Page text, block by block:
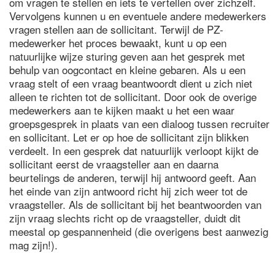
Vervolgens kunnen u en eventuele andere medewerkers
vragen stellen aan de sollicitant. Terwijl de PZ-
medewerker het proces bewaakt, kunt u op een
natuurlijke wijze sturing geven aan het gesprek met
behulp van oogcontact en kleine gebaren. Als u een
vraag stelt of een vraag beantwoordt dient u zich niet
alleen te richten tot de sollicitant. Door ook de overige
medewerkers aan te kijken maakt u het een waar
groepsgesprek in plaats van een dialoog tussen recruiter
en sollicitant. Let er op hoe de sollicitant zijn blikken
verdeelt. In een gesprek dat natuurlijk verloopt kijkt de
sollicitant eerst de vraagsteller aan en daarna
beurtelings de anderen, terwijl hij antwoord geeft. Aan
het einde van zijn antwoord richt hij zich weer tot de
vraagsteller. Als de sollicitant bij het beantwoorden van
zijn vraag slechts richt op de vraagsteller, duidt dit
meestal op gespannenheid (die overigens best aanwezig
mag zijn!).